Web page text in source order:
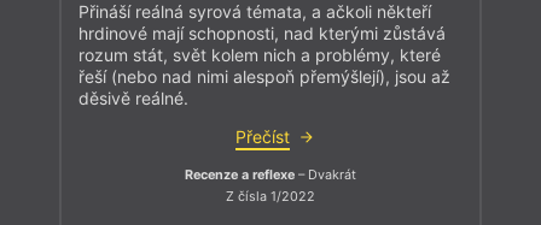
Přináší reálná syrová témata, a ačkoli někteří
hrdinové mají schopnosti, nad kterými zůstává
rozum stát, svět kolem nich a problémy, které
řeší (nebo nad nimi alespoň přemýšlejí), jsou až
děsivě reálné.
Přečíst
Recenze a reflexe – Dvakrát
Z čísla 1/2022